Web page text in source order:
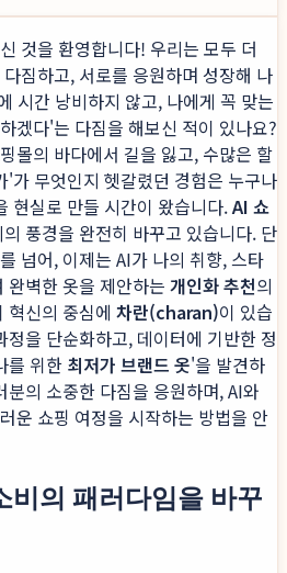
것을 환영합니다! 우리는 모두 더
짐하고, 서로를 응원하며 성장해 나
시간 낭비하지 않고, 나에게 꼭 맞는
겠다'는 다짐을 해보신 적이 있나요?
몰의 바다에서 길을 잃고, 수많은 할
'가 무엇인지 헷갈렸던 경험은 누구나
현실로 만들 시간이 왔습니다.AI 쇼
풍경을 완전히 바꾸고 있습니다. 단
넘어, 이제는 AI가 나의 취향, 스타
완벽한 옷을 제안하는 개인화 추천의
혁신의 중심에 차란(charan)이 있습
을 단순화하고, 데이터에 기반한 정
를 위한 최저가 브랜드 옷'을 발견하
의 소중한 다짐을 응원하며, AI와
운 쇼핑 여정을 시작하는 방법을 안
비의 패러다임을 바꾸